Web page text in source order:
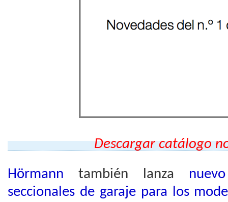
Descargar catálogo
Hörmann también lanza
seccionales de garaje para los